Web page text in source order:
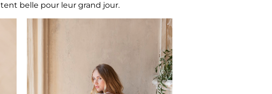
belle pour leur grand jour.